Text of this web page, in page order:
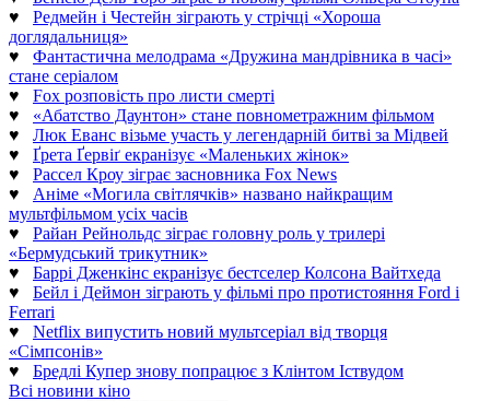
♥ Редмейн і Честейн зіграють у стрічці «Хороша
доглядальниця»
♥ Фантастична мелодрама «Дружина мандрівника в часі»
стане серіалом
♥ Fox розповість про листи смерті
♥ «Абатство Даунтон» стане повнометражним фільмом
♥ Люк Еванс візьме участь у легендарній битві за Мідвей
♥ Ґрета Ґервіґ екранізує «Маленьких жінок»
♥ Рассел Кроу зіграє засновника Fox News
♥ Аніме «Могила світлячків» названо найкращим
мультфільмом усіх часів
♥ Райан Рейнольдс зіграє головну роль у трилері
«Бермудський трикутник»
♥ Баррі Дженкінс екранізує бестселер Колсона Вайтхеда
♥ Бейл і Деймон зіграють у фільмі про протистояння Ford і
Ferrari
♥ Netflix випустить новий мультсеріал від творця
«Сімпсонів»
♥ Бредлі Купер знову попрацює з Клінтом Іствудом
Всі новини кіно